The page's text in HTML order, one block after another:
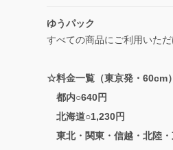
ゆうパック
すべての商品にご利用いただ
☆料金一覧（東京発・60cm）
都内○640円
北海道○1,230円
東北・関東・信越・北陸